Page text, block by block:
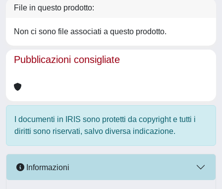
File in questo prodotto:
Non ci sono file associati a questo prodotto.
Pubblicazioni consigliate
I documenti in IRIS sono protetti da copyright e tutti i
diritti sono riservati, salvo diversa indicazione.
Informazioni